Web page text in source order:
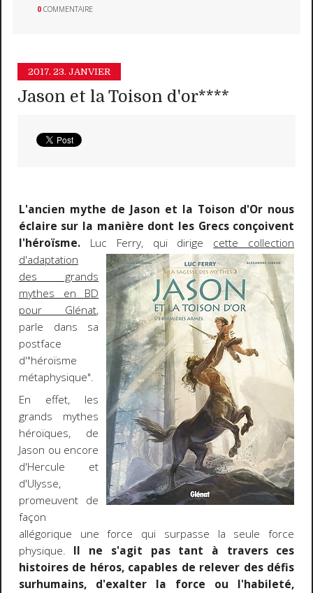
0 COMMENTAIRE
2017. 23. JANVIER
Jason et la Toison d'or****
L'ancien mythe de Jason et la Toison d'Or nous
éclaire sur la manière dont les Grecs conçoivent
l'héroïsme.Luc Ferry, qui dirige cette collection
d'adaptation
des grands
mythes en BD
pour Glénat,
parle dans sa
postface
d'"héroïsme
métaphysique".
En effet, les
grands mythes
héroïques, de
Jason ou encore
d'Hercule et
d'Ulysse,
promeuvent de
façon
allégorique une force qui surpasse la seule force
physique. Il ne s'agit pas tant à travers ces
histoires de héros, capables de relever des défis
surhumains, d'exalter la force ou l'habileté,